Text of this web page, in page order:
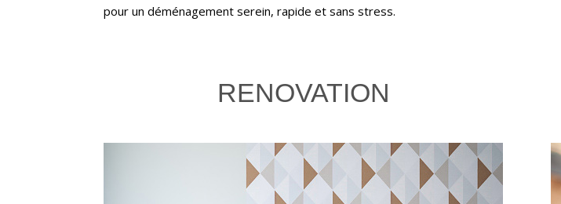
pour un déménagement serein, rapide et sans stress.
RENOVATION